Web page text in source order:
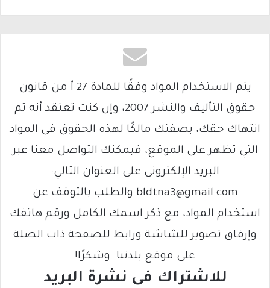
يتم الاستخدام المواد وفقًا للمادة 27 أ من قانون
حقوق التأليف والنشر 2007، وإن كنت تعتقد أنه تم
انتهاك حقك، بصفتك مالكًا لهذه الحقوق في المواد
التي تظهر على الموقع، فيمكنك التواصل معنا عبر
البريد الإلكتروني على العنوان التالي:
bldtna3@gmail.com والطلب بالتوقف عن
استخدام المواد، مع ذكر اسمك الكامل ورقم هاتفك
وإرفاق تصوير للشاشة ورابط للصفحة ذات الصلة
على موقع بلدتنا. وشكرًا!
للاشتراك فى نشرة البريد